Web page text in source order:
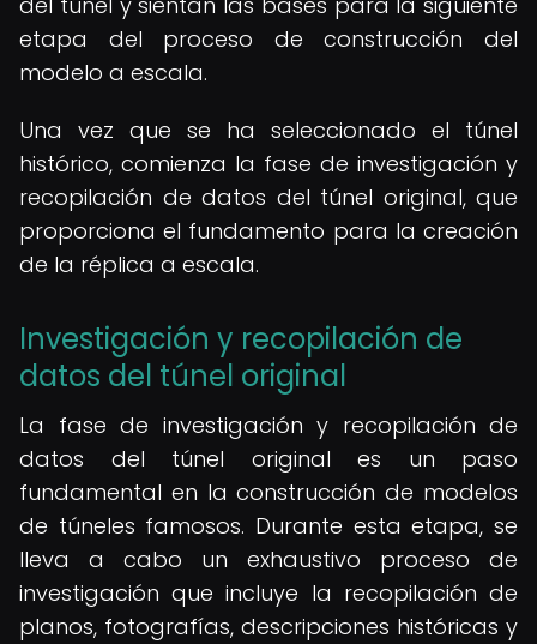
etapa del proceso de construcción del
modelo a escala.
Una vez que se ha seleccionado el túnel
histórico, comienza la fase de investigación y
recopilación de datos del túnel original, que
proporciona el fundamento para la creación
de la réplica a escala.
Investigación y recopilación de
datos del túnel original
La fase de investigación y recopilación de
datos del túnel original es un paso
fundamental en la construcción de modelos
de túneles famosos. Durante esta etapa, se
lleva a cabo un exhaustivo proceso de
investigación que incluye la recopilación de
planos, fotografías, descripciones históricas y